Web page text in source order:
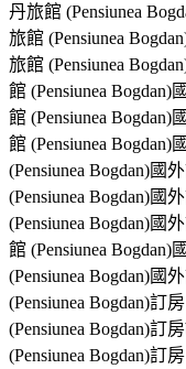
丹旅館 (Pensiunea
旅館 (Pensiunea
旅館 (Pensiunea
館 (Pensiunea
館 (Pensiunea
館 (Pensiunea
(Pensiunea Bogdan)國
(Pensiunea Bogdan)國
(Pensiunea Bogdan)國
館 (Pensiunea
(Pensiunea Bogdan)國
(Pensiunea Bogdan)訂
(Pensiunea Bogdan)訂
(Pensiunea Bogdan)訂